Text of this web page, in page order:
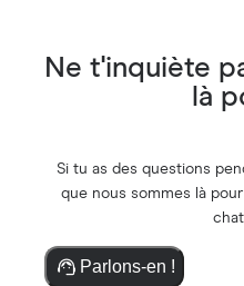
Ne t'inquiète
là
Si tu as des questions
que nous sommes là
Parlons-en !